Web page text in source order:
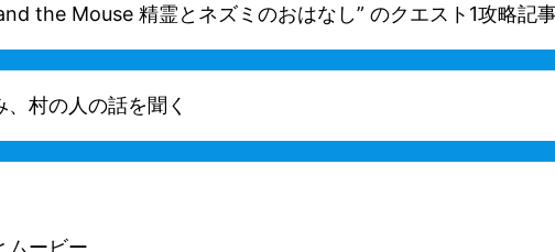
the Mouse 精霊とネズミのおはなし” のクエスト1攻略記
村の人の話を聞く
ムービー